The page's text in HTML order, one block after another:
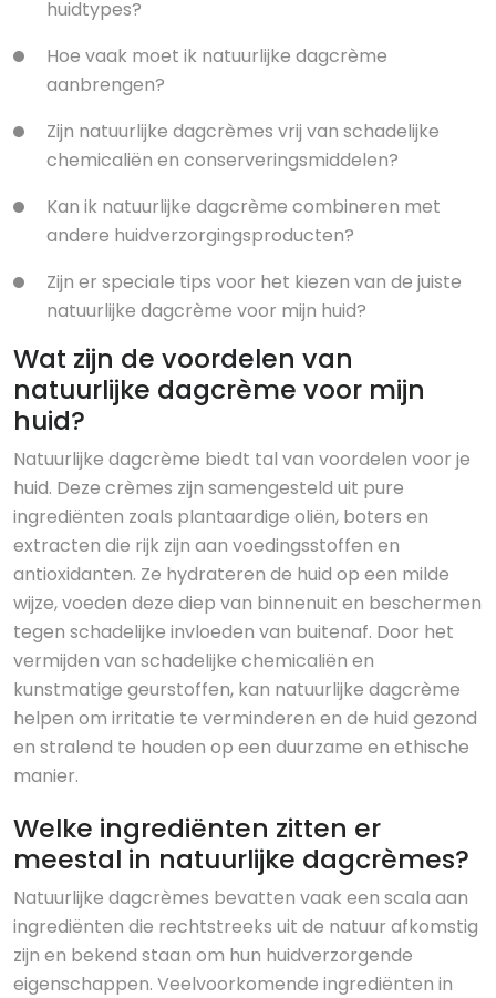
huidtypes?
Hoe vaak moet ik natuurlijke dagcrème
aanbrengen?
Zijn natuurlijke dagcrèmes vrij van schadelijke
chemicaliën en conserveringsmiddelen?
Kan ik natuurlijke dagcrème combineren met
andere huidverzorgingsproducten?
Zijn er speciale tips voor het kiezen van de juiste
natuurlijke dagcrème voor mijn huid?
Wat zijn de voordelen van
natuurlijke dagcrème voor mijn
huid?
Natuurlijke dagcrème biedt tal van voordelen voor je
huid. Deze crèmes zijn samengesteld uit pure
ingrediënten zoals plantaardige oliën, boters en
extracten die rijk zijn aan voedingsstoffen en
antioxidanten. Ze hydrateren de huid op een milde
wijze, voeden deze diep van binnenuit en beschermen
tegen schadelijke invloeden van buitenaf. Door het
vermijden van schadelijke chemicaliën en
kunstmatige geurstoffen, kan natuurlijke dagcrème
helpen om irritatie te verminderen en de huid gezond
en stralend te houden op een duurzame en ethische
manier.
Welke ingrediënten zitten er
meestal in natuurlijke dagcrèmes?
Natuurlijke dagcrèmes bevatten vaak een scala aan
ingrediënten die rechtstreeks uit de natuur afkomstig
zijn en bekend staan om hun huidverzorgende
eigenschappen. Veelvoorkomende ingrediënten in